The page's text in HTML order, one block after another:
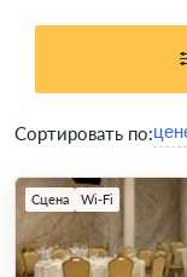
Сортировать по:
Сцена Wi-Fi